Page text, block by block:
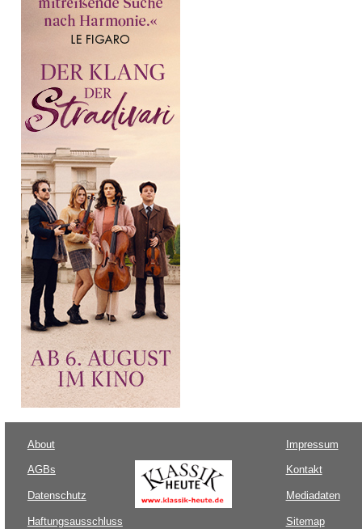
About
AGBs
Datenschutz
Haftungsausschluss
Impressum
Kontakt
Mediadaten
Sitemap